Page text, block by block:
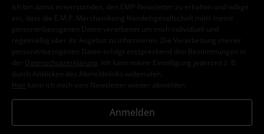
Ich bin damit einverstanden, den EMP-Newsletter zu erhalten und willige
ein, dass die E.M.P. Merchandising Handelsgesellschaft mbH meine
personenbezogenen Daten verarbeitet um mich individuell und
regelmäßig über ihr Angebot zu informieren. Die Verarbeitung meiner
personenbezogenen Daten erfolgt entsprechend den Bestimmungen in
der
Datenschutzerklärung
. Ich kann meine Einwilligung jederzeit z. B.
durch Anklicken des Abmeldelinks widerrufen.
Hier kann ich mich vom Newsletter wieder abmelden.
Anmelden